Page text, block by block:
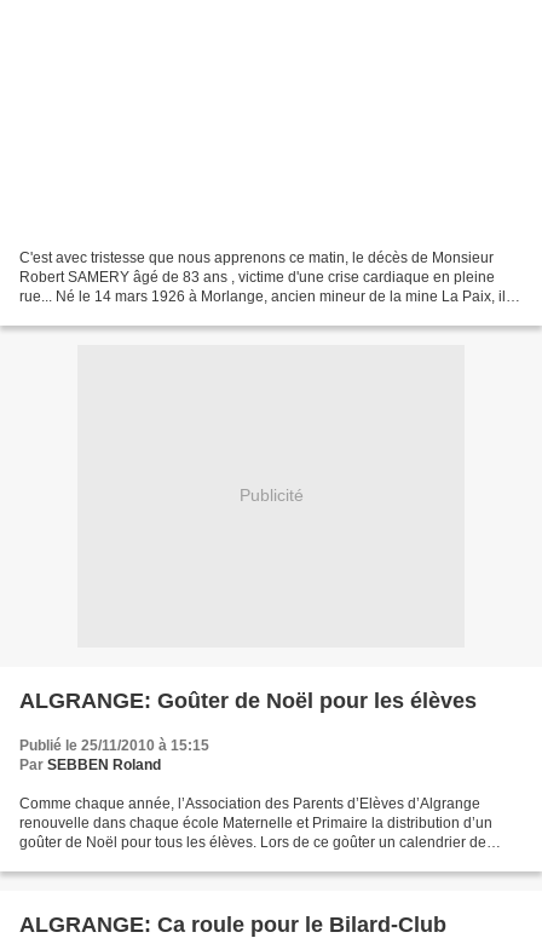
C'est avec tristesse que nous apprenons ce matin, le décès de Monsieur
Robert SAMERY âgé de 83 ans , victime d'une crise cardiaque en pleine
rue... Né le 14 mars 1926 à Morlange, ancien mineur de la mine La Paix, il
Publicité
ALGRANGE: Goûter de Noël pour les élèves
Publié le 25/11/2010 à 15:15
Par SEBBEN Roland
Comme chaque année, l’Association des Parents d’Elèves d’Algrange
renouvelle dans chaque école Maternelle et Primaire la distribution d’un
goûter de Noël pour tous les élèves. Lors de ce goûter un calendrier de
ALGRANGE: Ca roule pour le Bilard-Club